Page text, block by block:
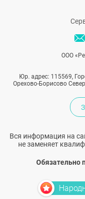
ООО
Юр. адрес: 115569,
Орехово-Борисово
Вся информация на
не заменяет
Обязательно